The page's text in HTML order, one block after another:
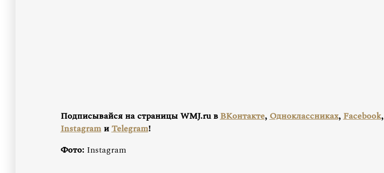
Подписывайся на страницы WMJ.ru вВКонтакте,Одноклассниках,Facebook,
InstagramиTelegram!
Фото:Instagram